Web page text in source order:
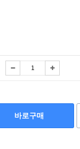
바로구매